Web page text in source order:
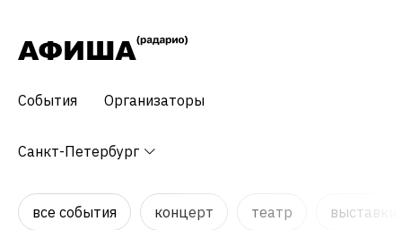
События Организаторы
Санкт-Петербург
все события концерт театр